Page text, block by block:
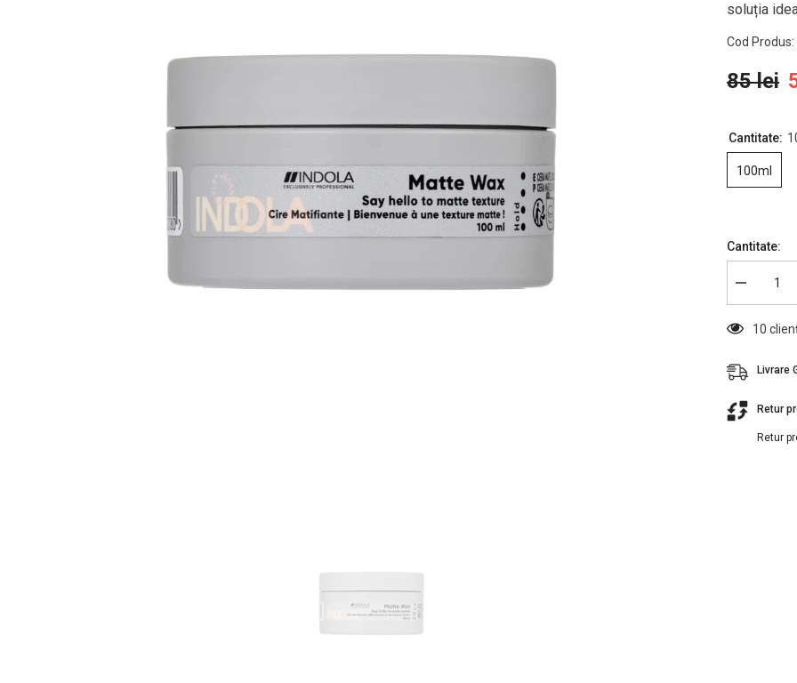
soluția
Cod Produs:
85 lei
Cantitate:
100ml
Cantitate:
Reduceți
cantitatea
Pastă
Fixare
Puternică
Matte
Wax
100ml
10
Livrare
Retur
Retur